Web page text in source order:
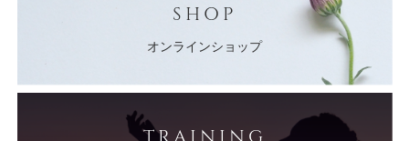
SHOP
オンラインショップ
TRAINING